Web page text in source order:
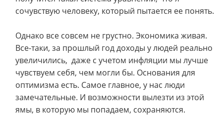
сочувствую человеку, который пытается ее понять.
Однако все совсем не грустно. Экономика живая.
Все-таки, за прошлый год доходы у людей реально
увеличились, даже с учетом инфляции мы лучше
чувствуем себя, чем могли бы. Основания для
оптимизма есть. Самое главное, у нас люди
замечательные. И возможности вылезти из этой
ямы, в которую мы попадаем, сохраняются.